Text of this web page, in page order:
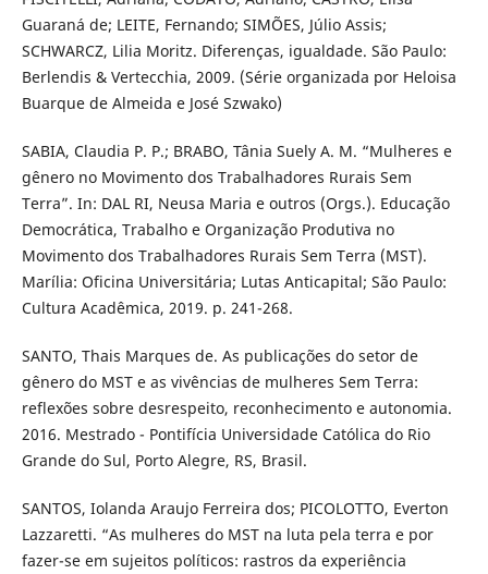
Guaraná de; LEITE, Fernando; SIMÕES, Júlio Assis;
SCHWARCZ, Lilia Moritz. Diferenças, igualdade. São Paulo:
Berlendis & Vertecchia, 2009. (Série organizada por Heloisa
Buarque de Almeida e José Szwako)
SABIA, Claudia P. P.; BRABO, Tânia Suely A. M. “Mulheres e
gênero no Movimento dos Trabalhadores Rurais Sem
Terra”. In: DAL RI, Neusa Maria e outros (Orgs.). Educação
Democrática, Trabalho e Organização Produtiva no
Movimento dos Trabalhadores Rurais Sem Terra (MST).
Marília: Oficina Universitária; Lutas Anticapital; São Paulo:
Cultura Acadêmica, 2019. p. 241-268.
SANTO, Thais Marques de. As publicações do setor de
gênero do MST e as vivências de mulheres Sem Terra:
reflexões sobre desrespeito, reconhecimento e autonomia.
2016. Mestrado - Pontifícia Universidade Católica do Rio
Grande do Sul, Porto Alegre, RS, Brasil.
SANTOS, Iolanda Araujo Ferreira dos; PICOLOTTO, Everton
Lazzaretti. “As mulheres do MST na luta pela terra e por
fazer-se em sujeitos políticos: rastros da experiência